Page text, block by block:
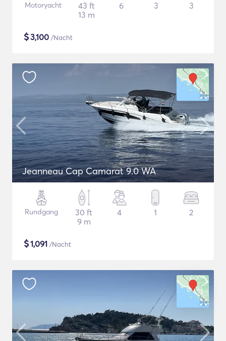
Motoryacht
43 ft
13 m
6 3 3
$3,100 /Nacht
Jeanneau Cap Camarat 9.0 WA
Rundgang
30 ft
9 m
4 1 2
$1,091 /Nacht